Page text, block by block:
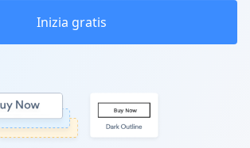
Inizia gratis